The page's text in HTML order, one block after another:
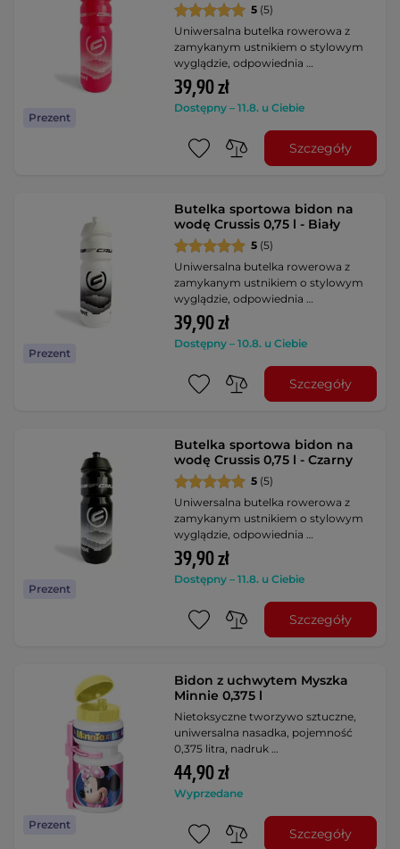
Prezent
5 (5)
Uniwersalna butelka rowerowa z
zamykanym ustnikiem o stylowym
wyglądzie, odpowiednia …
39,90 zł
Dostępny – 11.8. u Ciebie
Szczegóły
Prezent
Butelka sportowa bidon na
wodę Crussis 0,75 l - Biały
5 (5)
Uniwersalna butelka rowerowa z
zamykanym ustnikiem o stylowym
wyglądzie, odpowiednia …
39,90 zł
Dostępny – 10.8. u Ciebie
Szczegóły
Prezent
Butelka sportowa bidon na
wodę Crussis 0,75 l - Czarny
5 (5)
Uniwersalna butelka rowerowa z
zamykanym ustnikiem o stylowym
wyglądzie, odpowiednia …
39,90 zł
Dostępny – 11.8. u Ciebie
Szczegóły
Prezent
Bidon z uchwytem Myszka
Minnie 0,375 l
Nietoksyczne tworzywo sztuczne,
uniwersalna nasadka, pojemność
0,375 litra, nadruk …
44,90 zł
Wyprzedane
Szczegóły